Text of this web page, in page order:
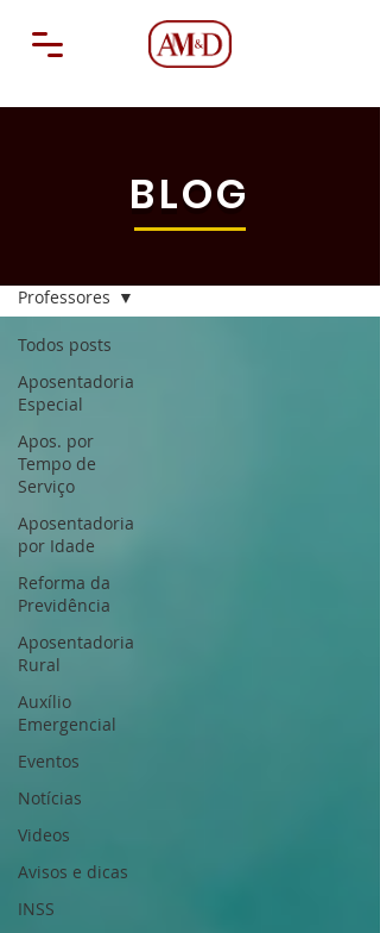
Todos posts
Aposentadoria
Especial
Apos. por
Tempo de
Serviço
Aposentadoria
por Idade
Reforma da
Previdência
Aposentadoria
Rural
Auxílio
Emergencial
Eventos
Notícias
Videos
Avisos e dicas
INSS
Professores
BLOG